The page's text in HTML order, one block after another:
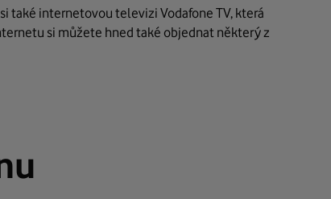
také internetovou televizi Vodafone TV, která
si můžete hned také objednat některý z